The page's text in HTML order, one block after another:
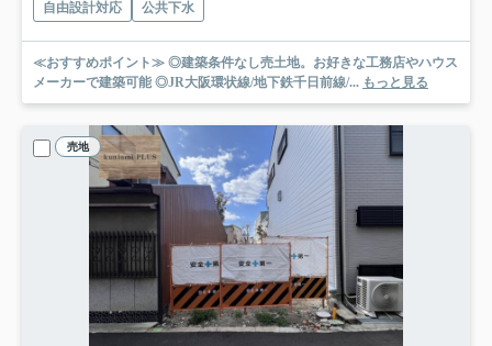
自由設計対応
公共下水
≪おすすめポイント≫ ◎建築条件なし売土地。お好きな工務店やハウス
メーカーで建築可能 ◎JR大阪環状線/地下鉄千日前線/... もっと見る
売地